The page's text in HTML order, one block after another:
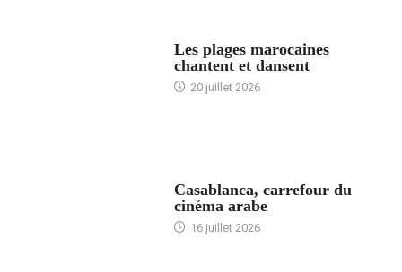
Les plages marocaines
chantent et dansent
20 juillet 2026
Casablanca, carrefour du
cinéma arabe
16 juillet 2026